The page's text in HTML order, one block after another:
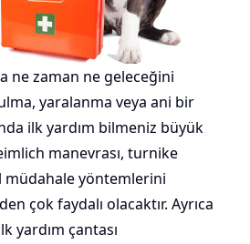
ne zaman ne geleceğini
yaralanma veya ani bir
ilk yardım bilmeniz büyük
manevrası, turnike
müdahale yöntemlerini
çok faydalı olacaktır. Ayrıca
yardım çantası